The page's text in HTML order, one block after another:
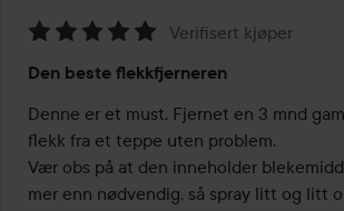
5
av
5
Verifisert kjøper
Den beste flekkfjerneren
Denne er et must. Fjernet en 3 mnd
flekk fra et teppe uten problem.
Vær obs på at den inneholder
mer enn nødvendig, så spray litt og litt